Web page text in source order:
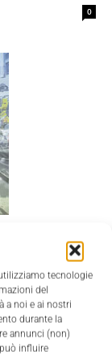
tecnologie
del
a noi e ai nostri
durante la
annunci (non)
influire
0
0